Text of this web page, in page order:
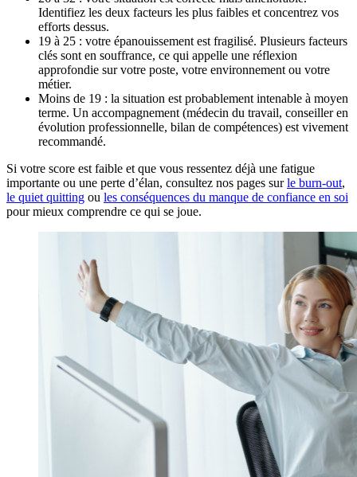
Identifiez les deux facteurs les plus faibles et concentrez vos
efforts dessus.
19 à 25 : votre épanouissement est fragilisé. Plusieurs facteurs
clés sont en souffrance, ce qui appelle une réflexion
approfondie sur votre poste, votre environnement ou votre
métier.
Moins de 19 : la situation est probablement intenable à moyen
terme. Un accompagnement (médecin du travail, conseiller en
évolution professionnelle, bilan de compétences) est vivement
recommandé.
Si votre score est faible et que vous ressentez déjà une fatigue
importante ou une perte d’élan, consultez nos pages surle burn-out,
le quiet quitting ou les conséquences du manque de confiance en soi
pour mieux comprendre ce qui se joue.